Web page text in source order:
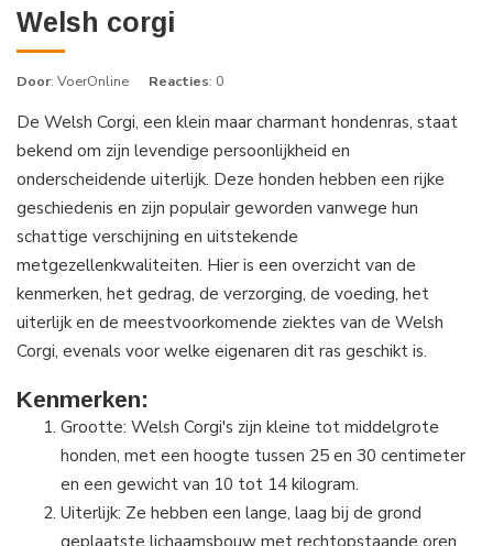
Welsh corgi
Door: VoerOnline Reacties: 0
De Welsh Corgi, een klein maar charmant hondenras, staat
bekend om zijn levendige persoonlijkheid en
onderscheidende uiterlijk. Deze honden hebben een rijke
geschiedenis en zijn populair geworden vanwege hun
schattige verschijning en uitstekende
metgezellenkwaliteiten. Hier is een overzicht van de
kenmerken, het gedrag, de verzorging, de voeding, het
uiterlijk en de meestvoorkomende ziektes van de Welsh
Corgi, evenals voor welke eigenaren dit ras geschikt is.
Kenmerken:
Grootte: Welsh Corgi's zijn kleine tot middelgrote
honden, met een hoogte tussen 25 en 30 centimeter
en een gewicht van 10 tot 14 kilogram.
Uiterlijk: Ze hebben een lange, laag bij de grond